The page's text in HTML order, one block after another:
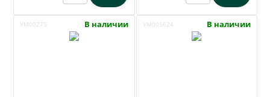
УМ00275 В наличии УМ005624 В наличии